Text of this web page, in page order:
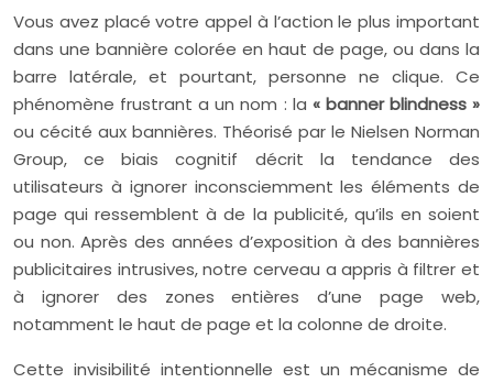
Vous avez placé votre appel à l’action le plus important
dans une bannière colorée en haut de page, ou dans la
barre latérale, et pourtant, personne ne clique. Ce
phénomène frustrant a un nom : la « banner blindness »
ou cécité aux bannières. Théorisé par le Nielsen Norman
Group, ce biais cognitif décrit la tendance des
utilisateurs à ignorer inconsciemment les éléments de
page qui ressemblent à de la publicité, qu’ils en soient
ou non. Après des années d’exposition à des bannières
publicitaires intrusives, notre cerveau a appris à filtrer et
à ignorer des zones entières d’une page web,
notamment le haut de page et la colonne de droite.
Cette invisibilité intentionnelle est un mécanisme de